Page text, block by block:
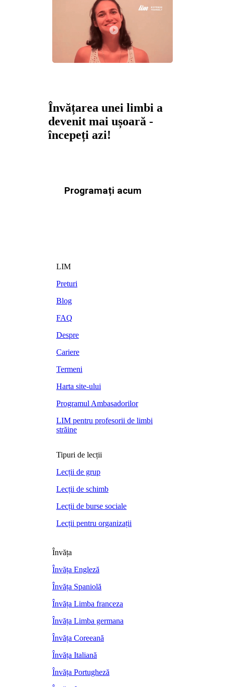
Învățarea unei limbi a
devenit mai ușoară -
începeți azi!
Programați acum
LIM
Preturi
Blog
FAQ
Despre
Cariere
Termeni
Harta site-ului
Programul Ambasadorilor
LIM pentru profesorii de limbi
străine
Tipuri de lecții
Lecții de grup
Lecții de schimb
Lecții de burse sociale
Lecții pentru organizații
Învăța
Învăța Engleză
Învăța Spaniolă
Învăța Limba franceza
Învăța Limba germana
Învăța Coreeană
Învăța Italiană
Învăța Portugheză